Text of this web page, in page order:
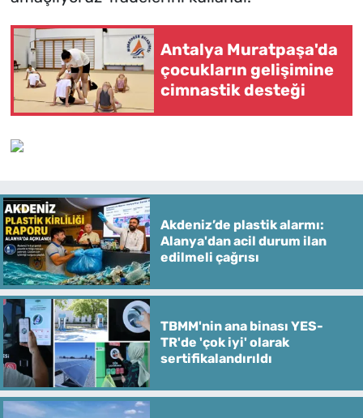
Antalya Muratpaşa'da
çocukların gelişimine
cimnastik desteği
Akdeniz’de plastik alarmı:
Alanya'dan acil durum ilan
edilmeli çağrısı
TBMM'nin ana binası YES-
TR'de 'çok iyi' olarak
sertifikalandırıldı